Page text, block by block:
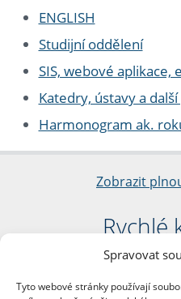
Spravovat
Tyto webové stránky používají
ENGLISH
Studijní oddělení
SIS, webové aplikace,
Katedry, ústavy a
Harmonogram ak.
Zobrazit
Rychlé
nám. Jana